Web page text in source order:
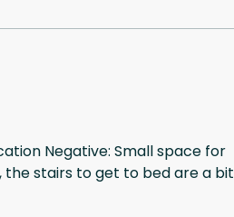
Negative: Small space for
the stairs to get to bed are a bit